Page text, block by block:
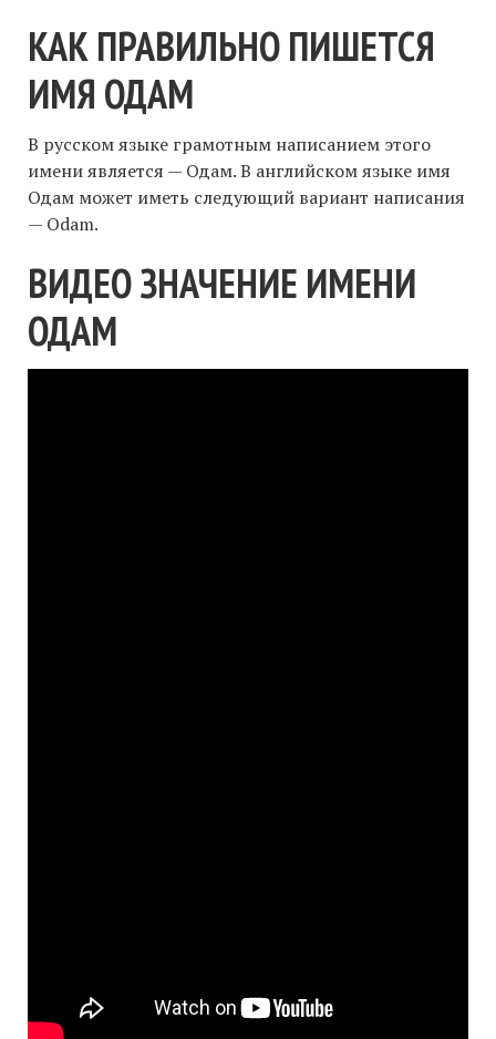
КАК ПРАВИЛЬНО ПИШЕТСЯ
ИМЯ ОДАМ
В русском языке грамотным написанием этого
имени является — Одам. В английском языке имя
Одам может иметь следующий вариант написания
— Odam.
ВИДЕО ЗНАЧЕНИЕ ИМЕНИ
ОДАМ